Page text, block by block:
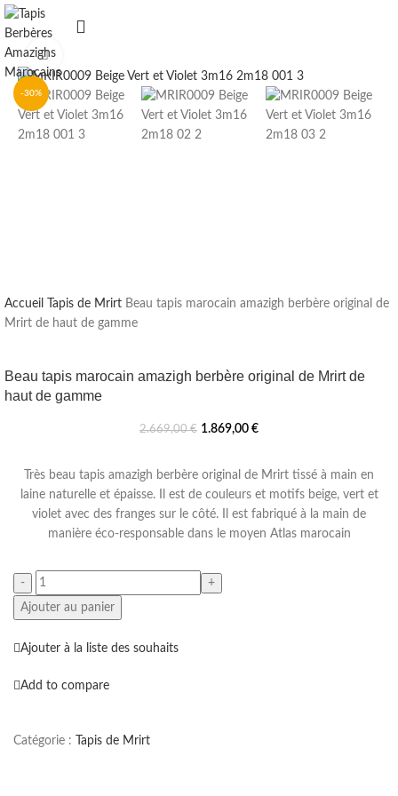
-30%
Accueil Tapis de Mrirt Beau tapis marocain amazigh berbère original de
Mrirt de haut de gamme
Beau tapis marocain amazigh berbère original de Mrirt de
haut de gamme
2.669,00€ 1.869,00 €
Très beau tapis amazigh berbère original de Mrirt tissé à main en
laine naturelle et épaisse. Il est de couleurs et motifs beige, vert et
violet avec des franges sur le côté. Il est fabriqué à la main de
manière éco-responsable dans le moyen Atlas marocain
Ajouter au panier
Ajouter à la liste des souhaits
Add to compare
Catégorie : Tapis de Mrirt